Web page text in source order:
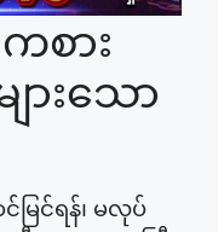
စား
ားသော
မြင်ရန်၊ မလုပ်